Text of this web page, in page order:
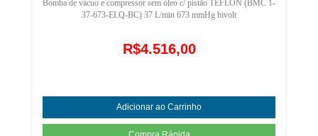
Bomba de vácuo e compressor sem óleo c/ pistão TEFLON (BMC 1-
37-673-ELQ-BC) 37 L/min 673 mmHg bivolt
R$4.516,00